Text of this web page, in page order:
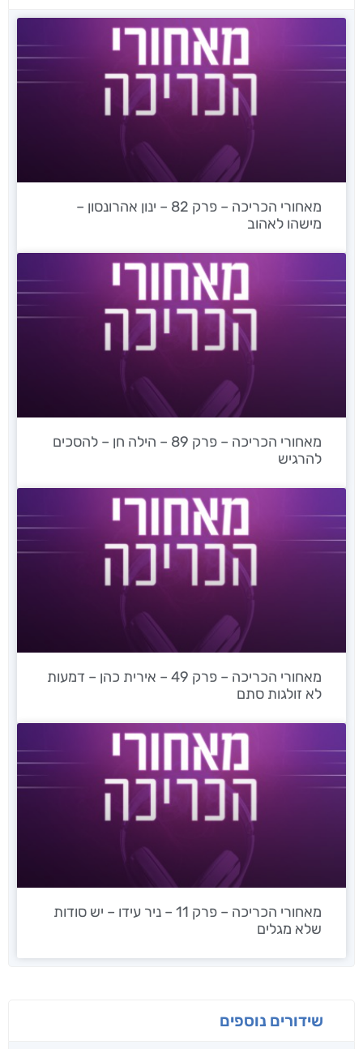
מאחורי הכריכה – פרק 82 – ינון אהרונסון –
מישהו לאהוב
מאחורי הכריכה – פרק 89 – הילה חן – להסכים
להרגיש
מאחורי הכריכה – פרק 49 – אירית כהן – דמעות
לא זולגות סתם
מאחורי הכריכה – פרק 11 – ניר עידו – יש סודות
שלא מגלים
שידורים נוספים